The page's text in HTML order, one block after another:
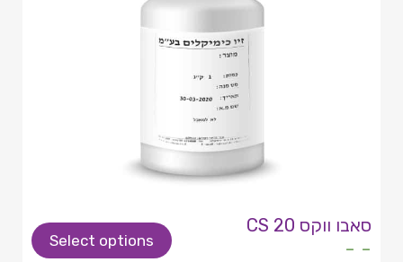
סאבו ווקס CS 20
- -
Select options